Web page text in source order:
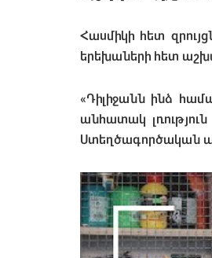
Հասմիկի հետ
երեխաների հետ
«Դիլիջանն ինձ
անհատակ
Ստեղծագործական